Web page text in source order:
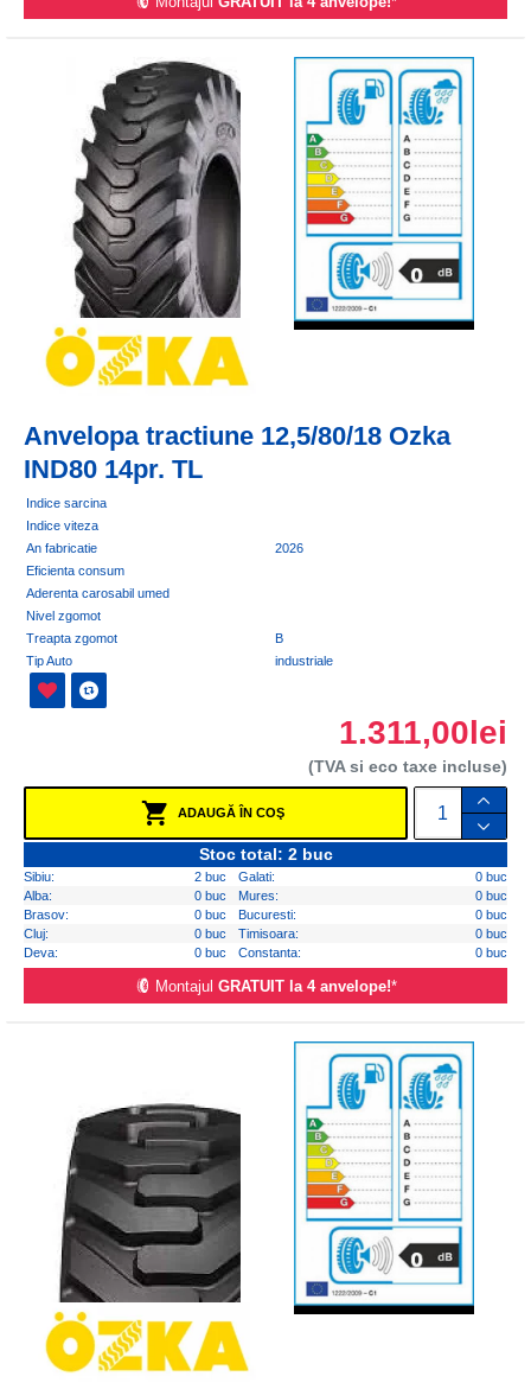
Anvelopa tractiune 12,5/80/18 Ozka
IND80 14pr. TL
Indice sarcina
Indice viteza
An fabricatie
2026
Eficienta consum
Aderenta carosabil umed
Nivel zgomot
Treapta zgomot
B
Tip Auto
industriale
1.311,00lei
(TVA si eco taxe incluse)
ADAUGĂ ÎN COŞ
Stoc total: 2 buc
Sibiu: 2 buc Galati:
0 buc
Alba:
0 buc Mures:
0 buc
Brasov:
0 buc Bucuresti:
0 buc
Cluj:
0 buc Timisoara:
0 buc
Deva:
0 buc Constanta: 0 buc
Montajul GRATUIT la 4 anvelope!*